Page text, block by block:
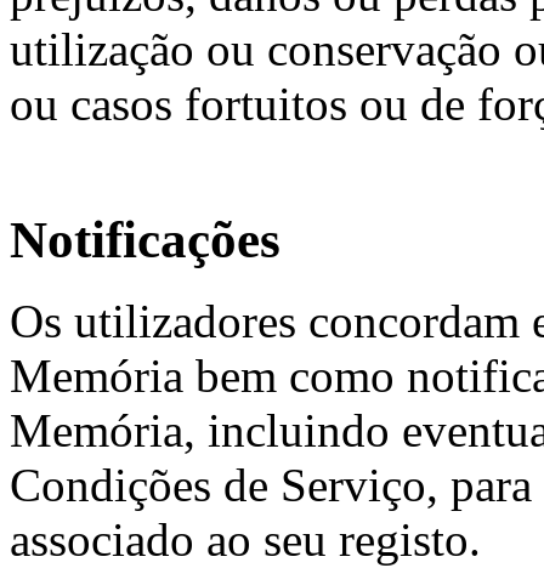
utilização ou conservação
ou casos fortuitos ou de
Notificações
Os utilizadores concordam
Memória bem como
Memória, incluindo
Condições de Serviço,
associado ao seu registo.